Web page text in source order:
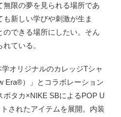
無限の夢を見られる場所であ
新しい学びや刺激が生ま
のできる場所にしたい。そん
ている。
オリジナルのカレッジTシャ
Era®）」とコラボレーション
ポタカ×NIKE SBによるPOP U
されたアイテムを展開。内装